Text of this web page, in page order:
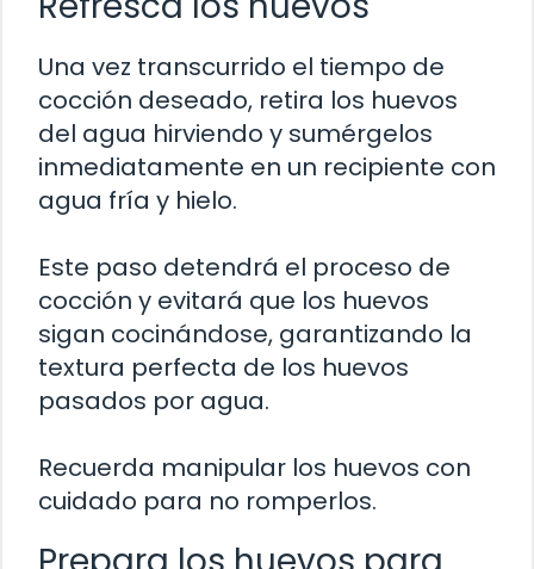
Una vez transcurrido el tiempo de
cocción deseado, retira los huevos
del agua hirviendo y sumérgelos
inmediatamente en un recipiente con
agua fría y hielo.
Este paso detendrá el proceso de
cocción y evitará que los huevos
sigan cocinándose, garantizando la
textura perfecta de los huevos
pasados por agua.
Recuerda manipular los huevos con
cuidado para no romperlos.